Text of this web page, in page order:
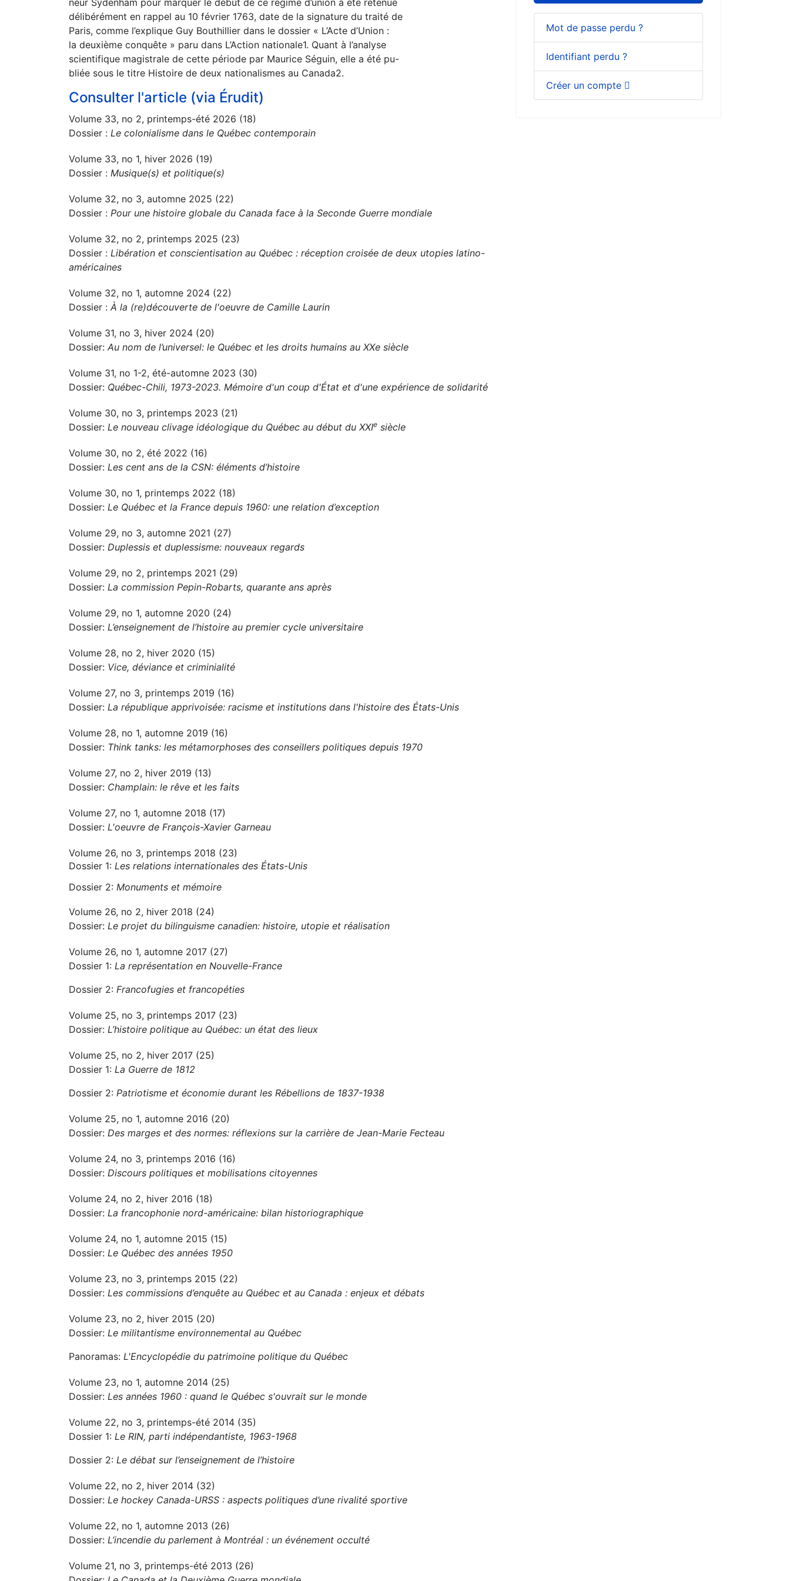
neur Sydenham pour marquer le début de ce régime d’union a été retenue
délibérément en rappel au 10 février 1763, date de la signature du traité de
Paris, comme l’explique Guy Bouthillier dans le dossier « L’Acte d’Union :
la deuxième conquête » paru dans L’Action nationale1. Quant à l’analyse
scientifique magistrale de cette période par Maurice Séguin, elle a été pu-
bliée sous le titre Histoire de deux nationalismes au Canada2.
Consulter l'article (via Érudit)
Volume 33, no 2, printemps-été 2026 (18)
Dossier : Le colonialisme dans le Québec contemporain
Volume 33, no 1, hiver 2026 (19)
Dossier : Musique(s) et politique(s)
Volume 32, no 3, automne 2025 (22)
Dossier : Pour une histoire globale du Canada face à la Seconde Guerre mondiale
Volume 32, no 2, printemps 2025 (23)
Dossier : Libération et conscientisation au Québec : réception croisée de deux utopies latino-
américaines
Volume 32, no 1, automne 2024 (22)
Dossier : À la (re)découverte de l'oeuvre de Camille Laurin
Volume 31, no 3, hiver 2024 (20)
Dossier: Au nom de l’universel: le Québec et les droits humains au XXe siècle
Volume 31, no 1-2, été-automne 2023 (30)
Dossier: Québec-Chili, 1973-2023. Mémoire d'un coup d'État et d'une expérience de solidarité
Volume 30, no 3, printemps 2023 (21)
Dossier: Le nouveau clivage idéologique du Québec au début du XXIe siècle
Volume 30, no 2, été 2022 (16)
Dossier: Les cent ans de la CSN: éléments d’histoire
Volume 30, no 1, printemps 2022 (18)
Dossier: Le Québec et la France depuis 1960: une relation d’exception
Volume 29, no 3, automne 2021 (27)
Dossier: Duplessis et duplessisme: nouveaux regards
Volume 29, no 2, printemps 2021 (29)
Dossier: La commission Pepin-Robarts, quarante ans après
Volume 29, no 1, automne 2020 (24)
Dossier: L’enseignement de l’histoire au premier cycle universitaire
Volume 28, no 2, hiver 2020 (15)
Dossier: Vice, déviance et criminialité
Volume 27, no 3, printemps 2019 (16)
Dossier: La république apprivoisée: racisme et institutions dans l'histoire des États-Unis
Volume 28, no 1, automne 2019 (16)
Dossier: Think tanks: les métamorphoses des conseillers politiques depuis 1970
Volume 27, no 2, hiver 2019 (13)
Dossier: Champlain: le rêve et les faits
Volume 27, no 1, automne 2018 (17)
Dossier: L'oeuvre de François-Xavier Garneau
Volume 26, no 3, printemps 2018 (23)
Dossier 1: Les relations internationales des États-Unis
Dossier 2: Monuments et mémoire
Volume 26, no 2, hiver 2018 (24)
Dossier: Le projet du bilinguisme canadien: histoire, utopie et réalisation
Volume 26, no 1, automne 2017 (27)
Dossier 1: La représentation en Nouvelle-France
Dossier 2: Francofugies et francopéties
Volume 25, no 3, printemps 2017 (23)
Dossier: L’histoire politique au Québec: un état des lieux
Volume 25, no 2, hiver 2017 (25)
Dossier 1: La Guerre de 1812
Dossier 2: Patriotisme et économie durant les Rébellions de 1837-1938
Volume 25, no 1, automne 2016 (20)
Dossier: Des marges et des normes: réflexions sur la carrière de Jean-Marie Fecteau
Volume 24, no 3, printemps 2016 (16)
Dossier: Discours politiques et mobilisations citoyennes
Volume 24, no 2, hiver 2016 (18)
Dossier: La francophonie nord-américaine: bilan historiographique
Volume 24, no 1, automne 2015 (15)
Dossier: Le Québec des années 1950
Volume 23, no 3, printemps 2015 (22)
Dossier: Les commissions d’enquête au Québec et au Canada : enjeux et débats
Volume 23, no 2, hiver 2015 (20)
Dossier: Le militantisme environnemental au Québec
Panoramas: L'Encyclopédie du patrimoine politique du Québec
Volume 23, no 1, automne 2014 (25)
Dossier: Les années 1960 : quand le Québec s'ouvrait sur le monde
Volume 22, no 3, printemps-été 2014 (35)
Dossier 1: Le RIN, parti indépendantiste, 1963-1968
Dossier 2: Le débat sur l’enseignement de l’histoire
Volume 22, no 2, hiver 2014 (32)
Dossier: Le hockey Canada-URSS : aspects politiques d’une rivalité sportive
Volume 22, no 1, automne 2013 (26)
Dossier: L’incendie du parlement à Montréal : un événement occulté
Volume 21, no 3, printemps-été 2013 (26)
Mot de passe perdu ?
Identifiant perdu ?
Créer un compte